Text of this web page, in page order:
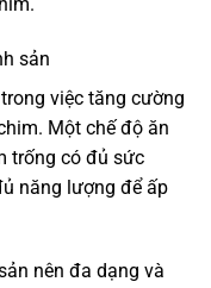
sản
việc tăng cường
Một chế độ ăn
trống có đủ sức
năng lượng để ấp
nên đa dạng và